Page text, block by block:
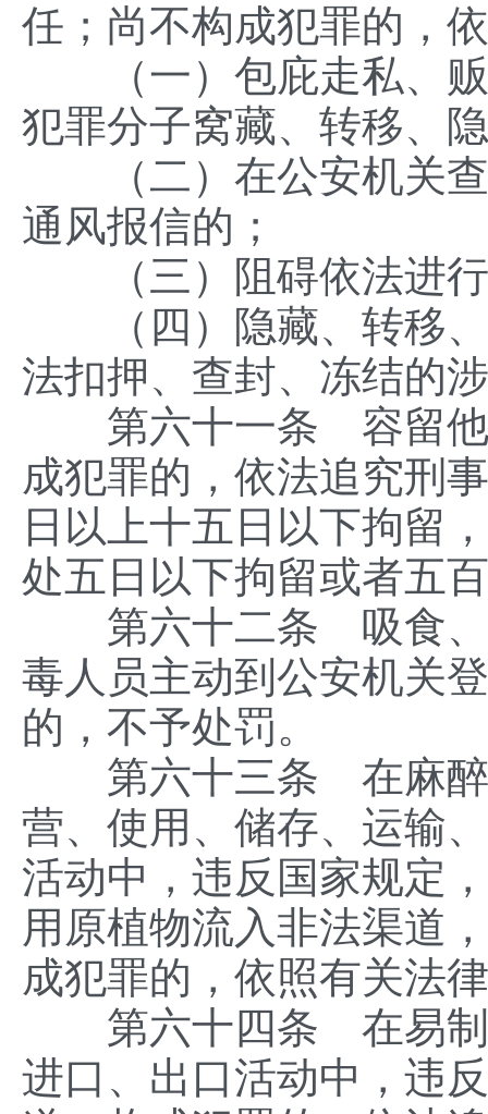
任；尚不构成犯罪的，
（一）包庇走私、贩
犯罪分子窝藏、转移、
（二）在公安机关查
通风报信的；
（三）阻碍依法进行
（四）隐藏、转移、
法扣押、查封、冻结的
第六十一条 容留他
成犯罪的，依法追究刑
日以上十五日以下拘留
处五日以下拘留或者五
第六十二条 吸食、
毒人员主动到公安机关
的，不予处罚。
第六十三条 在麻醉
营、使用、储存、运输
活动中，违反国家规定
用原植物流入非法渠道
成犯罪的，依照有关法
第六十四条 在易制
进口、出口活动中，违